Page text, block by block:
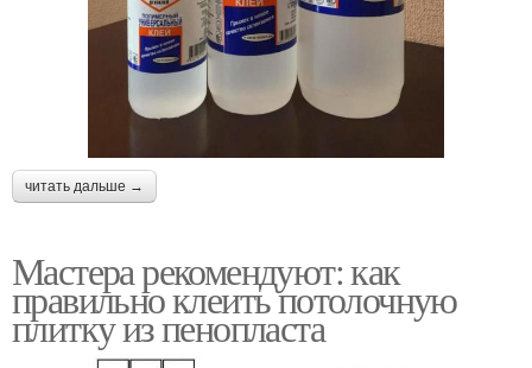
читать дальше →
Мастера рекомендуют: как
правильно клеить потолочную
плитку из пенопласта